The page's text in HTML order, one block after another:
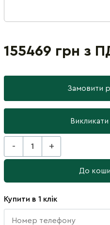
155469 грн з
Замовити
Викликати
- +
До
Купити в 1 клік